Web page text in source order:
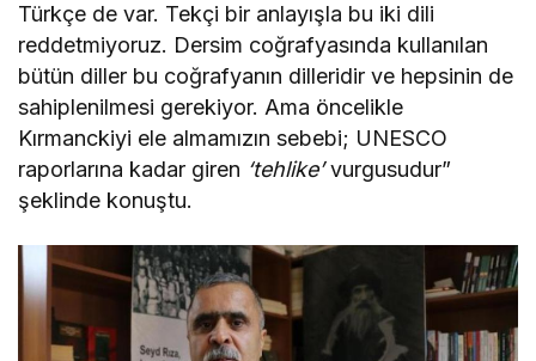
Türkçe de var. Tekçi bir anlayışla bu iki dili
reddetmiyoruz. Dersim coğrafyasında kullanılan
bütün diller bu coğrafyanın dilleridir ve hepsinin de
sahiplenilmesi gerekiyor. Ama öncelikle
Kırmanckiyi ele almamızın sebebi; UNESCO
raporlarına kadar giren ‘tehlike’vurgusudur”
şeklinde konuştu.